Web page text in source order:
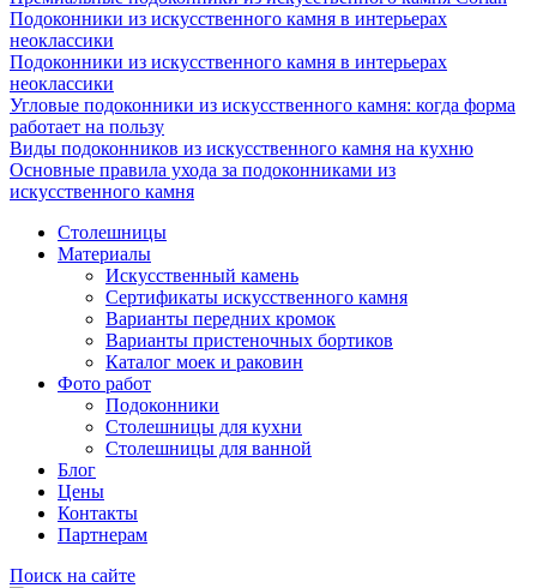
Подоконники из искусственного камня в интерьерах
неоклассики
Подоконники из искусственного камня в интерьерах
неоклассики
Угловые подоконники из искусственного камня: когда форма
работает на пользу
Виды подоконников из искусственного камня на кухню
Основные правила ухода за подоконниками из
искусственного камня
Столешницы
Материалы
Искусственный камень
Сертификаты искусственного камня
Варианты передних кромок
Варианты пристеночных бортиков
Каталог моек и раковин
Фото работ
Подоконники
Столешницы для кухни
Столешницы для ванной
Блог
Цены
Контакты
Партнерам
Поиск на сайте